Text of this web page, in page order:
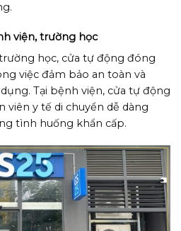
viện, trường học
học, cửa tự động đóng
việc đảm bảo an toàn và
Tại bệnh viện, cửa tự động
viên y tế di chuyển dễ dàng
tình huống khẩn cấp.